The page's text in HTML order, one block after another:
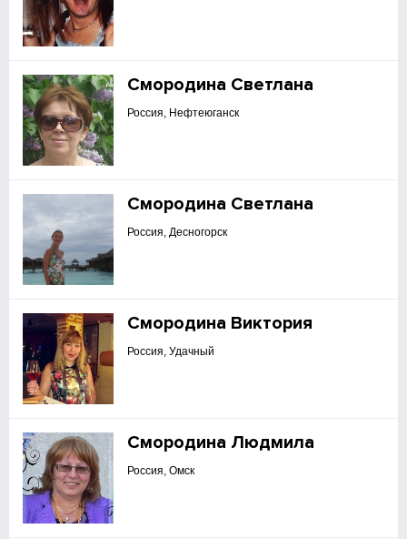
Смородина Светлана
Россия, Нефтеюганск
Смородина Светлана
Россия, Десногорск
Смородина Виктория
Россия, Удачный
Смородина Людмила
Россия, Омск